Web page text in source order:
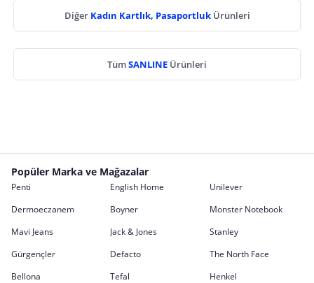
Diğer Kadın Kartlık, Pasaportluk Ürünleri
TümSANLINE Ürünleri
Popüler Marka ve Mağazalar
Penti English Home
Unilever
Dermoeczanem
Boyner
Monster Notebook
Mavi Jeans
Jack & Jones
Stanley
Gürgençler
Defacto
The North Face
Bellona
Tefal
Henkel